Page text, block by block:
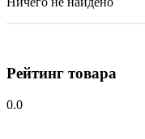
Рейтинг товара
0.0